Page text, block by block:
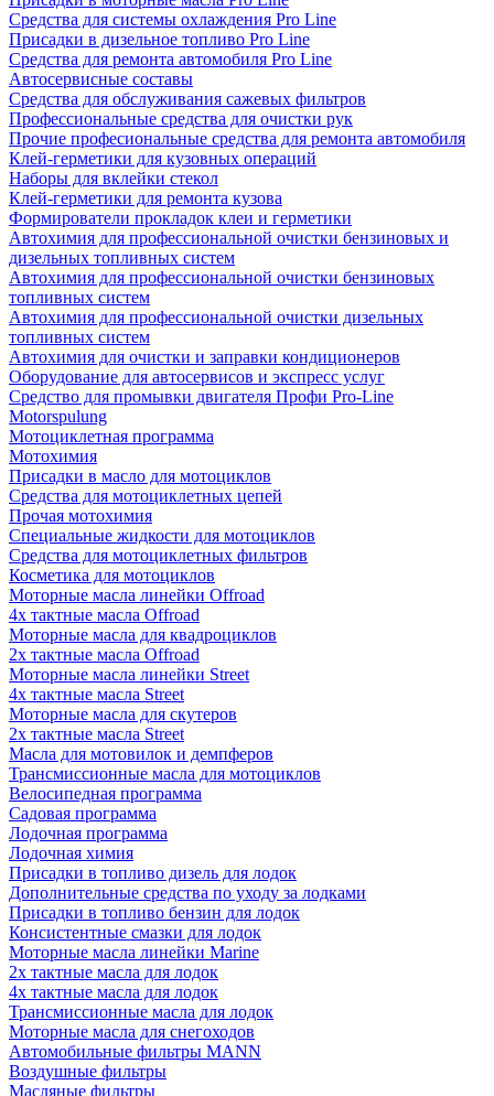
Средства для системы охлаждения Pro Line
Присадки в дизельное топливо Pro Line
Средства для ремонта автомобиля Pro Line
Автосервисные составы
Средства для обслуживания сажевых фильтров
Профессиональные средства для очистки рук
Прочие професиональные средства для ремонта автомобиля
Клей-герметики для кузовных операций
Наборы для вклейки стекол
Клей-герметики для ремонта кузова
Формирователи прокладок клеи и герметики
Автохимия для профессиональной очистки бензиновых и
дизельных топливных систем
Автохимия для профессиональной очистки бензиновых
топливных систем
Автохимия для профессиональной очистки дизельных
топливных систем
Автохимия для очистки и заправки кондиционеров
Оборудование для автосервисов и экспресс услуг
Средство для промывки двигателя Профи Pro-Line
Motorspulung
Мотоциклетная программа
Мотохимия
Присадки в масло для мотоциклов
Средства для мотоциклетных цепей
Прочая мотохимия
Специальные жидкости для мотоциклов
Средства для мотоциклетных фильтров
Косметика для мотоциклов
Моторные масла линейки Offroad
4х тактные масла Offroad
Моторные масла для квадроциклов
2х тактные масла Offroad
Моторные масла линейки Street
4х тактные масла Street
Моторные масла для скутеров
2х тактные масла Street
Масла для мотовилок и демпферов
Трансмиссионные масла для мотоциклов
Велосипедная программа
Садовая программа
Лодочная программа
Лодочная химия
Присадки в топливо дизель для лодок
Дополнительные средства по уходу за лодками
Присадки в топливо бензин для лодок
Консистентные смазки для лодок
Моторные масла линейки Marine
2х тактные масла для лодок
4х тактные масла для лодок
Трансмиссионные масла для лодок
Моторные масла для снегоходов
Автомобильные фильтры MANN
Воздушные фильтры
Масляные фильтры